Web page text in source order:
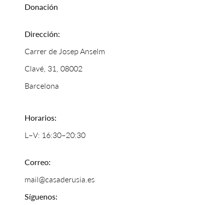
Donación
Dirección:
Carrer de Josep Anselm
Clavé, 31, 08002
Barcelona
Horarios:
L–V: 16:30–20:30
Correo:
mail@casaderusia.es
Síguenos: